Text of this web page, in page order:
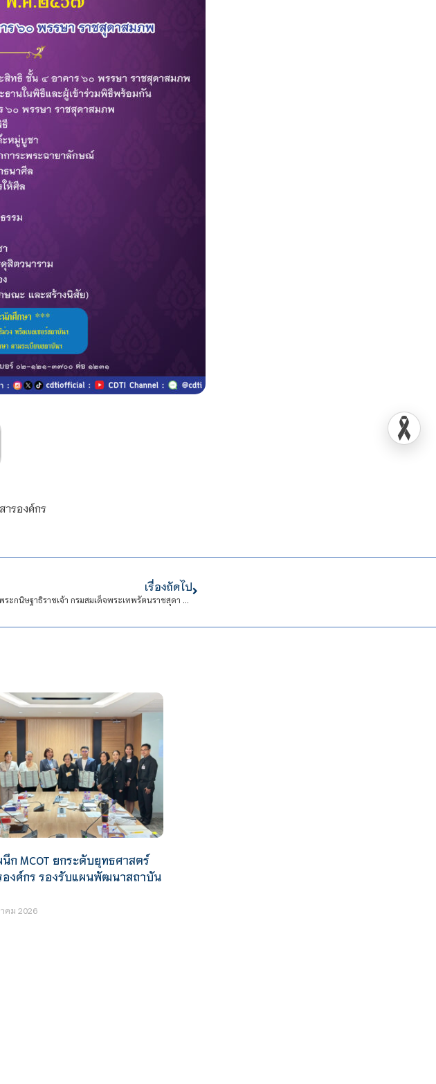
ารองค์กร
เรื่องถัดไป
ขอเชิญชวนร่วมลงนามถวายพระพร สมเด็จพระกนิษฐาธิราชเจ้า กรมสมเด็จพระเทพรัตนราชสุดา ฯ สยามบรมราชกุมารี เนื่องในโอกาสวันคล้ายวันพระราชสมภพ
ก MCOT ยกระดับยุทธศาสตร์
องค์กร รองรับแผนพัฒนาสถาบัน
คม 2026